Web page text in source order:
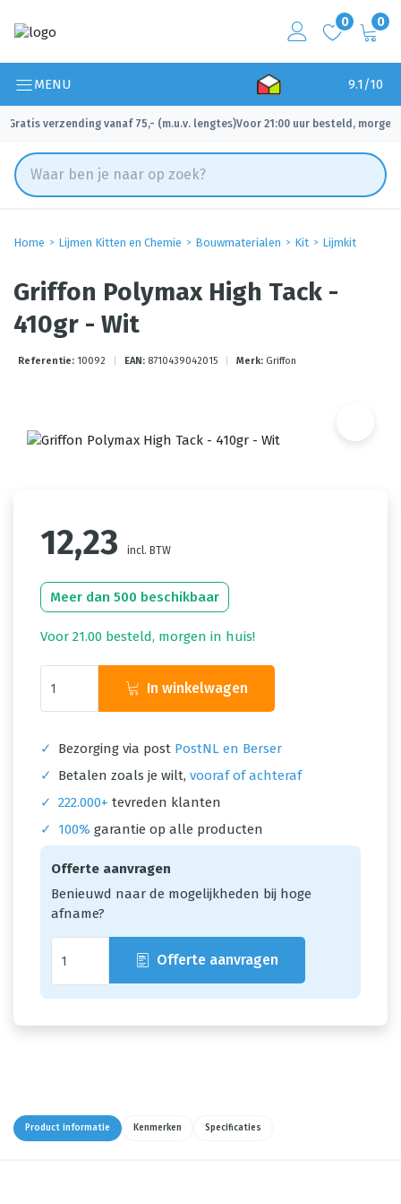
0 0
MENU 9.1/10
Gratis verzending vanaf 75,- (m.u.v. lengtes)
✓ Voor 21:00 uur besteld, morgen
Home Lijmen Kitten en Chemie Bouwmaterialen Kit Lijmkit
Griffon Polymax High Tack -
410gr - Wit
Referentie: 10092 EAN: 8710439042015 Merk: Griffon
12,23 incl. BTW
Meer dan 500 beschikbaar
Voor 21.00 besteld, morgen in huis!
In winkelwagen
✓ Bezorging via post PostNL en Berser
✓
Betalen zoals je wilt, vooraf of achteraf
✓ 222.000+ tevreden klanten
✓
100% garantie op alle producten
Offerte aanvragen
Benieuwd naar de mogelijkheden bij hoge
afname?
Offerte aanvragen
Product informatie Kenmerken Specificaties